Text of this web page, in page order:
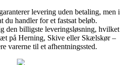
levering uden betaling, men i
handler for et fastsat beløb.
den billigste leveringsløsning, hvilket
på Herning, Skive eller Skælskør –
varerne til et afhentningssted.